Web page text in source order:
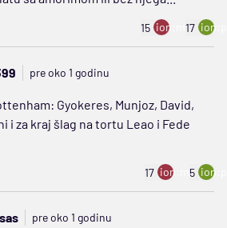
15 ion:minus
17
pre oko 1 godinu
Gyokeres, Munjoz, David,
i za kraj šlag na tortu Leao i Fede
17 ion:minus
5
pre oko 1 godinu